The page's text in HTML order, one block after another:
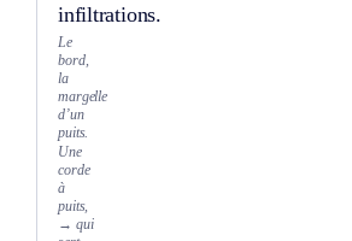
infiltrations.
Le
bord,
la
margelle
d’un
puits.
Une
corde
à
puits,
→ qui